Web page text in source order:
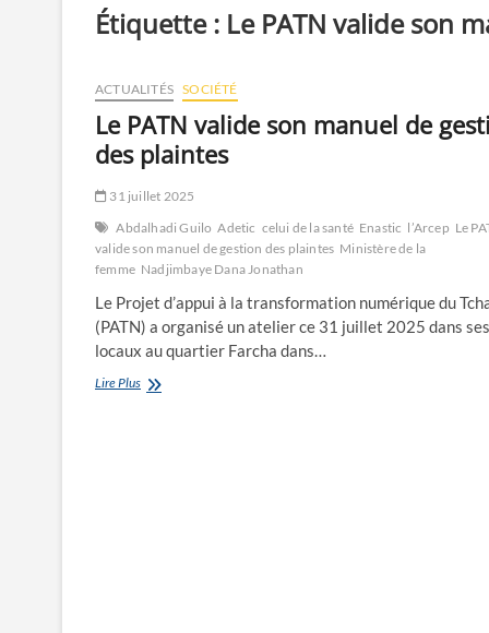
Étiquette : Le PATN valide son
ACTUALITÉS SOCIÉTÉ
Le PATN valide son manuel de
des plaintes
31 juillet 2025
Abdalhadi Guilo Adetic celui de la santé Enastic l’Arcep Le
valide son manuel de gestion des plaintes Ministère de la
femme Nadjimbaye Dana Jonathan
Le Projet d’appui à la transformation numérique du
(PATN) a organisé un atelier ce 31 juillet 2025 dans ses
locaux au quartier Farcha dans…
Lire PlusLe